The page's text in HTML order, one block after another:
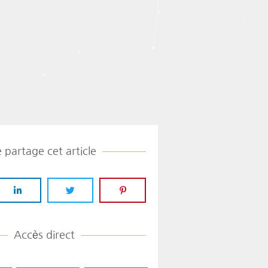
partage cet article
Accès direct